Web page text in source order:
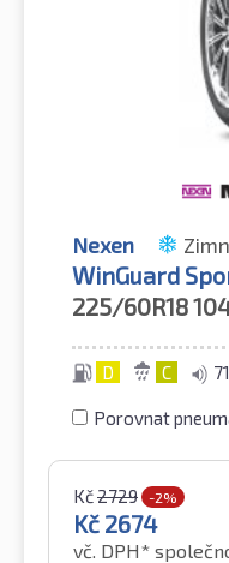
Nexen
WinGuard
225/60R18
D C
Porovnat
Kč2729 -2%
Kč 2674
vč. DPH*